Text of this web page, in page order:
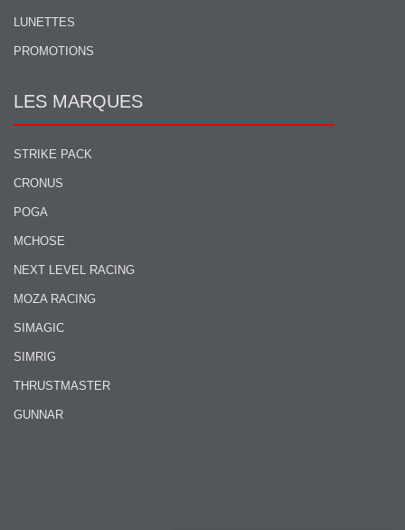
LUNETTES
PROMOTIONS
LES MARQUES
STRIKE PACK
CRONUS
POGA
MCHOSE
NEXT LEVEL RACING
MOZA RACING
SIMAGIC
SIMRIG
THRUSTMASTER
GUNNAR